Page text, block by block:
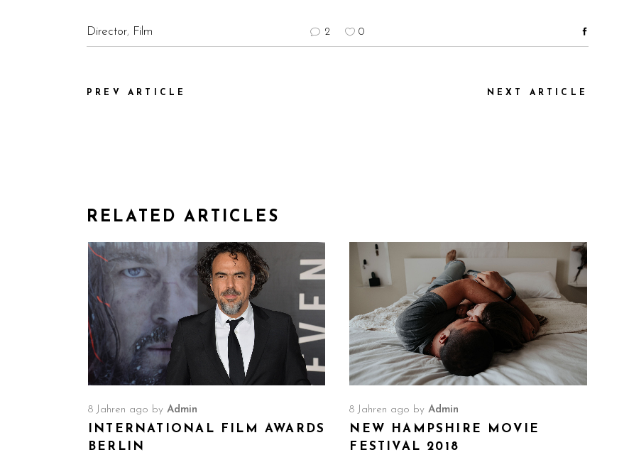
Director, Film 2 0
PREV ARTICLE NEXT ARTICLE
RELATED ARTICLES
8 Jahren ago by Admin
INTERNATIONAL FILM AWARDS
BERLIN
8 Jahren ago byAdmin
NEW HAMPSHIRE MOVIE
FESTIVAL 2018